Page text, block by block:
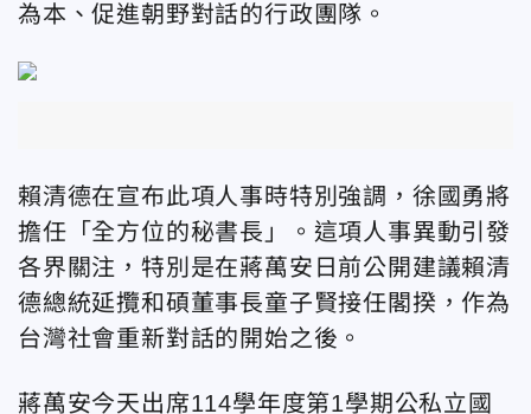
為本、促進朝野對話的行政團隊。
賴清德在宣布此項人事時特別強調，徐國勇將
擔任「全方位的秘書長」。這項人事異動引發
各界關注，特別是在蔣萬安日前公開建議賴清
德總統延攬和碩董事長童子賢接任閣揆，作為
台灣社會重新對話的開始之後。
蔣萬安今天出席114學年度第1學期公私立國